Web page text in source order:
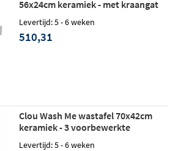
56x24cm keramiek - met kraangat
Levertijd: 5 - 6 weken
510,31
Clou Wash Me wastafel 70x42cm
keramiek - 3 voorbewerkte
Levertijd: 5 - 6 weken